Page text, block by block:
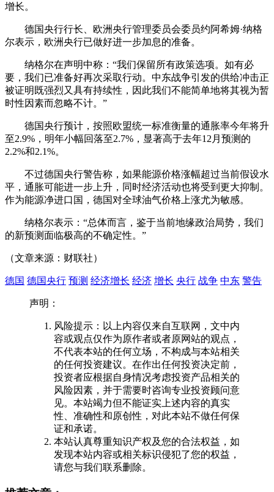
增长。
德国央行行长、欧洲央行管理委员会委员约阿希姆·纳格
尔表示，欧洲央行已做好进一步加息的准备。
纳格尔在声明中称：“我们保留所有政策选项。如有必
要，我们已准备好再次采取行动。中东战争引发的供给冲击正
被证明既强烈又具有持续性，因此我们不能简单地将其视为暂
时性因素而忽略不计。”
德国央行预计，按照欧盟统一标准衡量的通胀率今年将升
至2.9%，明年小幅回落至2.7%，显著高于去年12月预测的
2.2%和2.1%。
不过德国央行警告称，如果能源价格涨幅超过当前假设水
平，通胀可能进一步上升，同时经济活动也将受到更大抑制。
作为能源净进口国，德国对全球油气价格上涨尤为敏感。
纳格尔表示：“总体而言，鉴于当前地缘政治局势，我们
的新预测面临极高的不确定性。”
（文章来源：财联社）
德国 德国央行 预测 经济增长 经济 增长 央行 战争 中东 警告
声明：
风险提示：以上内容仅来自互联网，文中内
容或观点仅作为原作者或者原网站的观点，
不代表本站的任何立场，不构成与本站相关
的任何投资建议。在作出任何投资决定前，
投资者应根据自身情况考虑投资产品相关的
风险因素，并于需要时咨询专业投资顾问意
见。本站竭力但不能证实上述内容的真实
性、准确性和原创性，对此本站不做任何保
证和承诺。
本站认真尊重知识产权及您的合法权益，如
发现本站内容或相关标识侵犯了您的权益，
请您与我们联系删除。